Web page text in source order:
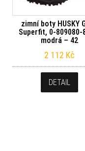
zimní boty HUSKY
Superfit, 0-809080-
modrá – 42
2 112 Kč
DETAIL